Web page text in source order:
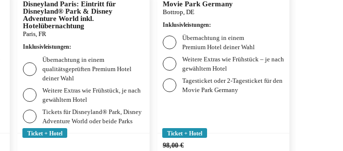
Disneyland Paris: Eintritt für
Disneyland® Park & Disney
Adventure World inkl.
Hotelübernachtung
Paris, FR
Inklusivleistungen:
Übernachtung in einem
qualitätsgeprüften Premium Hotel
deiner Wahl
Weitere Extras wie Frühstück, je nach
gewähltem Hotel
Tickets für Disneyland® Park, Disney
Adventure World oder beide Parks
Ticket + Hotel
Movie Park Germany
Bottrop, DE
Inklusivleistungen:
Übernachtung in einem
Premium Hotel deiner Wahl
Weitere Extras wie Frühstück – je nach
gewähltem Hotel
Tagesticket oder 2-Tagesticket für den
Movie Park Germany
Ticket + Hotel
98,00 €